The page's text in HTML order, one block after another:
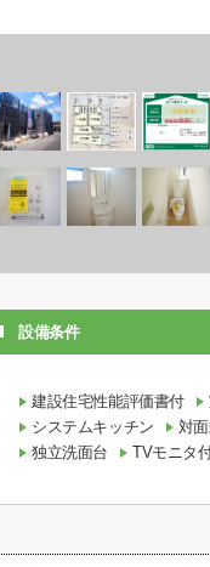
設備条件
建設住宅性能評価書付
システムキッチン
対
独立洗面台
TVモニタ